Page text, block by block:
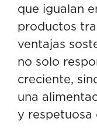
que igualan
productos
ventajas
no solo
creciente,
una
y respetuosa